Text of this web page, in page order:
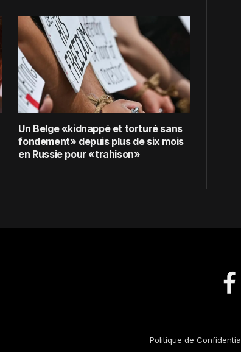
Un Belge «kidnappé et torturé sans
fondement» depuis plus de six mois
en Russie pour «trahison»
Politique de